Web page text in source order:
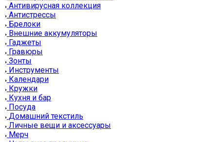
Антивирусная коллекция
Антистрессы
Брелоки
Внешние аккумуляторы
Гаджеты
Гравюры
Зонты
Инструменты
Календари
Кружки
Кухня и бар
Посуда
Домашний текстиль
Личные вещи и аксессуары
Мерч